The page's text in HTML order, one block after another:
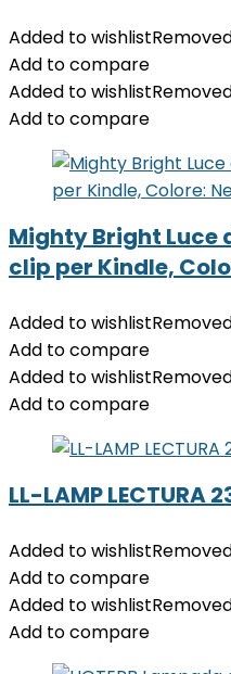
Added to wishlist
Add to compare
Added to wishlist
Add to compare
Mighty Bright Luce
clip per Kindle,
Added to wishlist
Add to compare
Added to wishlist
Add to compare
LL-LAMP LECTURA
Added to wishlist
Add to compare
Added to wishlist
Add to compare